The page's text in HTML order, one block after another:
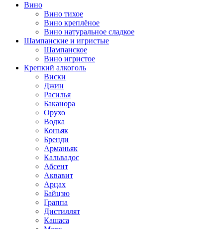
Вино
Вино тихое
Вино креплёное
Вино натуральное сладкое
Шампанские и игристые
Шампанское
Вино игристое
Крепкий алкоголь
Виски
Джин
Расилья
Баканора
Орухо
Водка
Коньяк
Бренди
Арманьяк
Кальвадос
Абсент
Аквавит
Арцах
Байцзю
Граппа
Дистиллят
Кашаса